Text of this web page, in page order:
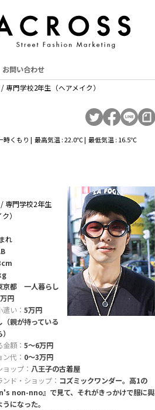
お問い合わせ
専門学校2年生（ヘアメイク）
時くもり | 最高気温 : 22.0℃ | 最低気温 : 16.5℃
専門学校2年生
）
れ
京都 一人暮らし
円
い： 5万円
（親が持っている
額： 5〜6万円
代： 0〜3万円
ップ： 八王子の古着屋
ド・ショップ： コズミックワンダー。高1の
non-nno』で見て、それがきっかけで服に興
になった。